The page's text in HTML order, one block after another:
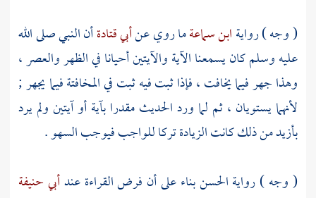
( وجه ) روايةابن سماعةما روي عنأبي قتادةأن النبي صلى الله
عليه وسلم كان يسمعنا الآية والآيتين أحيانا في الظهر والعصر ،
وهذا جهر فيما يخافت ، فإذا ثبت فيه ثبت في المخافتة فيما يجهر ;
لأنهما يستويان ، ثم لما ورد الحديث مقدرا بآية أو آيتين ولم يرد
بأزيد من ذلك كانت الزيادة تركا للواجب فيوجب السهو .
( وجه ) روايةالحسنبناء على أن فرض القراءة عندأبي حنيفة